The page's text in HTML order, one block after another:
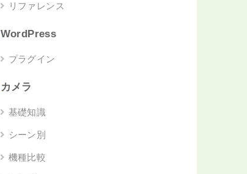
リファレンス
WordPress
プラグイン
カメラ
基礎知識
シーン別
機種比較